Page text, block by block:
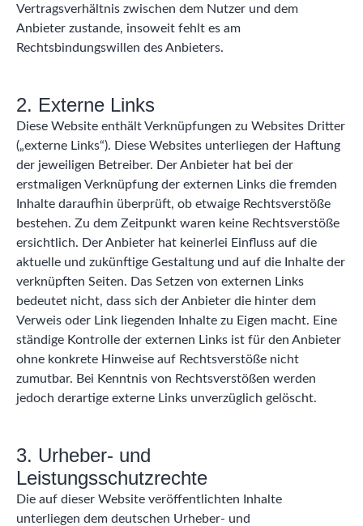
Vertragsverhältnis zwischen dem Nutzer und dem
Anbieter zustande, insoweit fehlt es am
Rechtsbindungswillen des Anbieters.
2. Externe Links
Diese Website enthält Verknüpfungen zu Websites Dritter
(„externe Links“). Diese Websites unterliegen der Haftung
der jeweiligen Betreiber. Der Anbieter hat bei der
erstmaligen Verknüpfung der externen Links die fremden
Inhalte daraufhin überprüft, ob etwaige Rechtsverstöße
bestehen. Zu dem Zeitpunkt waren keine Rechtsverstöße
ersichtlich. Der Anbieter hat keinerlei Einfluss auf die
aktuelle und zukünftige Gestaltung und auf die Inhalte der
verknüpften Seiten. Das Setzen von externen Links
bedeutet nicht, dass sich der Anbieter die hinter dem
Verweis oder Link liegenden Inhalte zu Eigen macht. Eine
ständige Kontrolle der externen Links ist für den Anbieter
ohne konkrete Hinweise auf Rechtsverstöße nicht
zumutbar. Bei Kenntnis von Rechtsverstößen werden
jedoch derartige externe Links unverzüglich gelöscht.
3. Urheber- und
Leistungsschutzrechte
Die auf dieser Website veröffentlichten Inhalte
unterliegen dem deutschen Urheber- und